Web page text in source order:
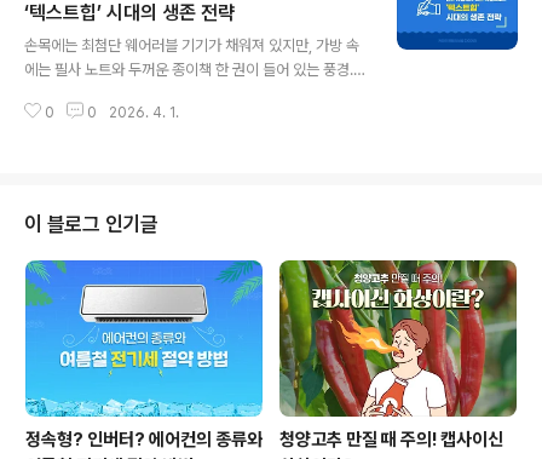
요. 확인하러 가봅시다! 1. 진해 군항제경상남도 창원시 진
해구에서 열리는 진해 군항제는 1952년부터 시작된 국내
최대 규모의 벚꽃 축제인데요. 매년 봄이 되면 수백만 명의
일까지 약 10일 간 진해구 중원로터리를 중심으로 도시 전
‘텍스트힙’ 시대의 생존 전략
손목에는 최첨단 웨어러블 기기가 채워져 있지만, 가방 속
에는 필사 노트와 두꺼운 종이책 한 권이 들어 있는 풍경. 2
술은 점점 더 정교해지고 삶은 자동화되었지만, 사람들은
기 표현의 방식으로 여기는 문화입니다. 모든 것이 빠르고
편리해진 시대일수록 사람들은 오히려 ‘불편한 방식’을 선
택합니다. 그것은 무한히 복제되는 정보 속에서 나라는 존
재의 고유성을 확인하고 싶은 욕구 때문이 아닐까요? 이제
글쓰기는 단순한 기록이나 전달의 도구를 넘어, 나만의 세
계를 세우는 가장 강..
0 0 2026. 4. 1.
이 블로그 인기글
정속형? 인버터? 에어컨의 종류와
청양고추 만질 때 주의! 캡사이신